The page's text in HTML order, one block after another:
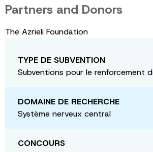
Partners and Donors
The Azrieli Foundation
TYPE DE SUBVENTION
Subventions pour le renforcement
DOMAINE DE RECHERCHE
Système nerveux central
CONCOURS